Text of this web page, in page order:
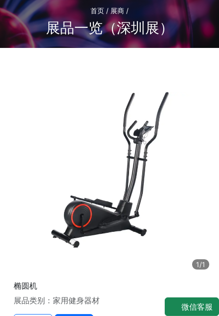
首页 / 展商 /
展品一览（深圳展）
1/1
椭圆机
展品类别：家用健身器材
微信客服